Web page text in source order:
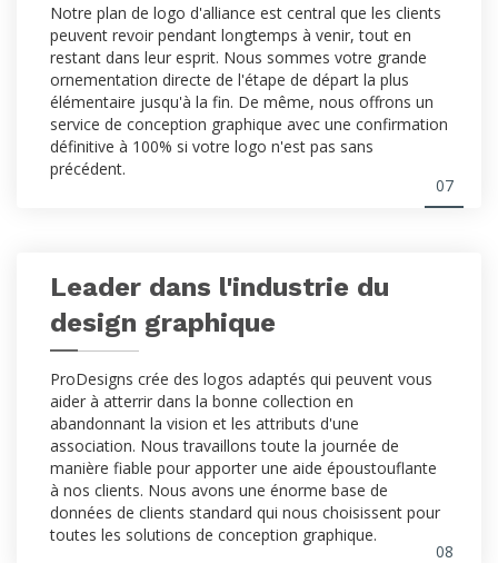
07
Notre plan de logo d'alliance est central que les clients
peuvent revoir pendant longtemps à venir, tout en
restant dans leur esprit. Nous sommes votre grande
ornementation directe de l'étape de départ la plus
élémentaire jusqu'à la fin. De même, nous offrons un
service de conception graphique avec une confirmation
définitive à 100% si votre logo n'est pas sans
précédent.
08
Leader dans l'industrie du
design graphique
ProDesigns crée des logos adaptés qui peuvent vous
aider à atterrir dans la bonne collection en
abandonnant la vision et les attributs d'une
association. Nous travaillons toute la journée de
manière fiable pour apporter une aide époustouflante
à nos clients. Nous avons une énorme base de
données de clients standard qui nous choisissent pour
toutes les solutions de conception graphique.